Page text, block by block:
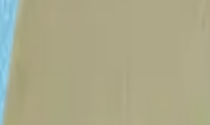
Cinta Térmica Importada, 50 m x